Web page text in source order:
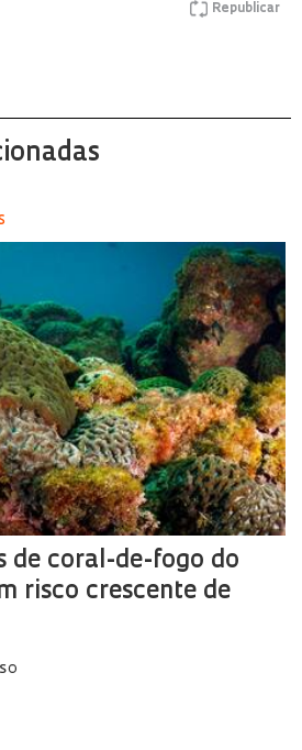
Republicar